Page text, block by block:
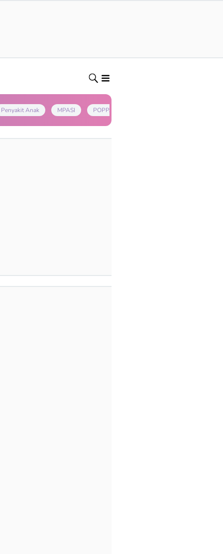
Penyakit Anak MPASI POPPAPA